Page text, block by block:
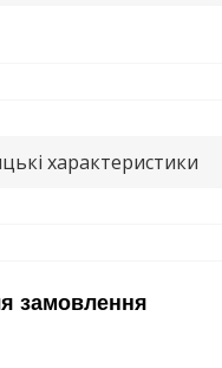
характеристики
замовлення